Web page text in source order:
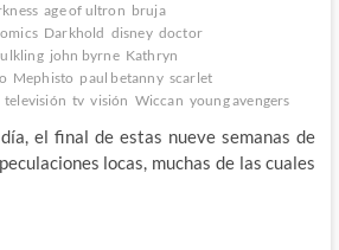
age of ultron bruja
Darkhold disney doctor
john byrne Kathryn
Mephisto paul betanny scarlet
televisión tv visión Wiccan young avengers
el final de estas nueve semanas de
locas, muchas de las cuales